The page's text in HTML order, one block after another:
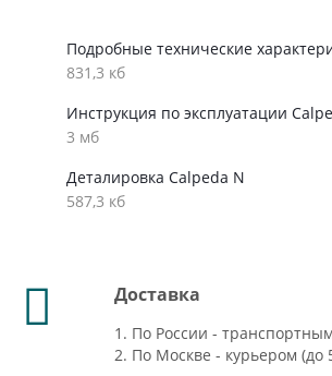
Подробные технические
831,3 кб
Инструкция по эксплуатации
3 мб
Деталировка Calpeda N
587,3 кб
Доставка
1. По России -
2. По Москве - курьером (до